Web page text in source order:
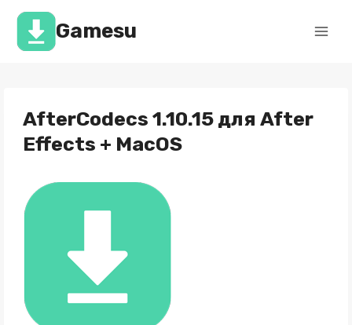
Перейти
содержимомуGamesu
AfterCodecs 1.10.15 для After
Effects + MacOS